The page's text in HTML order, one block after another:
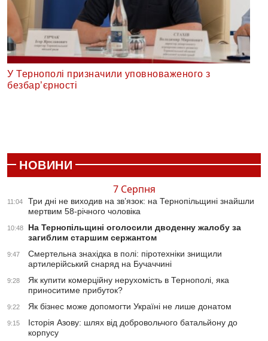
У Тернополі призначили уповноваженого з
безбар’єрності
НОВИНИ
7 Серпня
11:04
Три дні не виходив на зв’язок: на Тернопільщині знайшли
мертвим 58-річного чоловіка
10:48
На Тернопільщині оголосили дводенну жалобу за
загиблим старшим сержантом
9:47
Смертельна знахідка в полі: піротехніки знищили
артилерійський снаряд на Бучаччині
9:28
Як купити комерційну нерухомість в Тернополі, яка
приноситиме прибуток?
9:22 Як бізнес може допомогти Україні не лише донатом
9:15
Історія Азову: шлях від добровольчого батальйону до
корпусу